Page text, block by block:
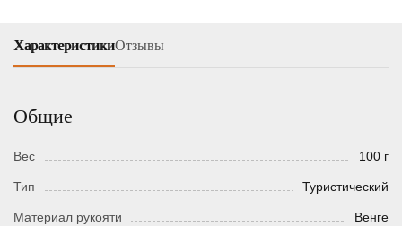
ХарактеристикиОтзывы
Общие
Вес 100 г
Тип Туристический
Материал рукояти Венге